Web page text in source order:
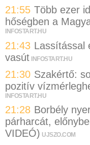
21:55 Több ezer
hőségben a
INFOSTART.HU
21:43 Lassítással
vasút INFOSTART.HU
21:30 Szakértő:
pozitív
INFOSTART.HU
21:28 Borbély
párharcát,
VIDEÓ) UJSZO.COM